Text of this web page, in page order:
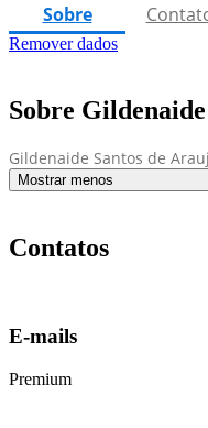
Sobre
Remover dados
Sobre Gildenaide
Gildenaide Santos de
Mostrar menos
Contatos
E-mails
Premium